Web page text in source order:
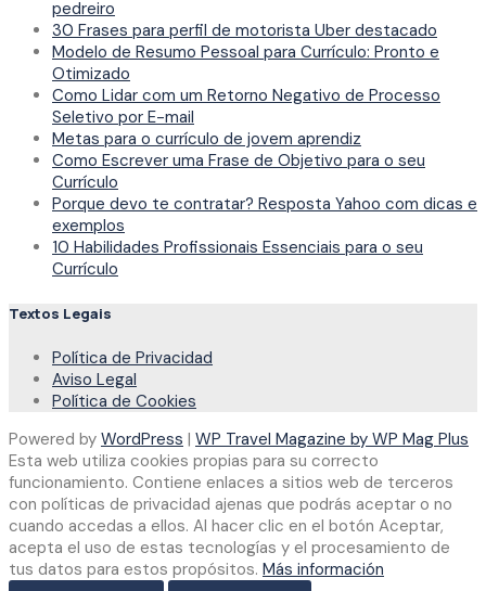
pedreiro
30 Frases para perfil de motorista Uber destacado
Modelo de Resumo Pessoal para Currículo: Pronto e
Otimizado
Como Lidar com um Retorno Negativo de Processo
Seletivo por E-mail
Metas para o currículo de jovem aprendiz
Como Escrever uma Frase de Objetivo para o seu
Currículo
Porque devo te contratar? Resposta Yahoo com dicas e
exemplos
10 Habilidades Profissionais Essenciais para o seu
Currículo
Textos Legais
Política de Privacidad
Aviso Legal
Política de Cookies
Powered by WordPress | WP Travel Magazine by WP Mag Plus
Esta web utiliza cookies propias para su correcto
funcionamiento. Contiene enlaces a sitios web de terceros
con políticas de privacidad ajenas que podrás aceptar o no
cuando accedas a ellos. Al hacer clic en el botón Aceptar,
acepta el uso de estas tecnologías y el procesamiento de
tus datos para estos propósitos. Más información